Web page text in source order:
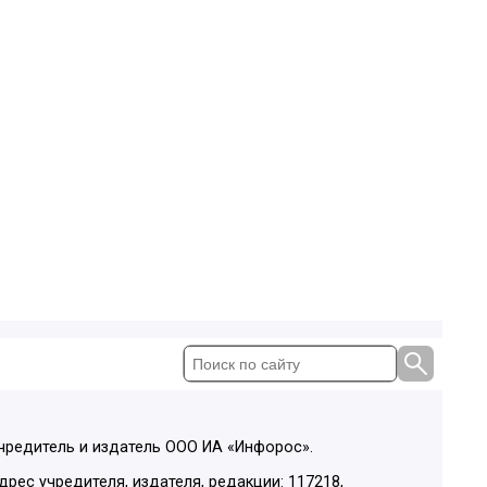
и издатель ООО ИА «Инфорос».
учредителя, издателя, редакции: 117218,